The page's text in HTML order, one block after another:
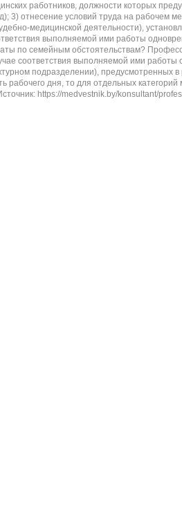
работников, должности которых
3) отнесение условий труда на рабочем
медицинской деятельности),
выполняемой ими работы
по семейным обстоятельствам?
соответствия выполняемой ими
подразделении),
рабочего дня, то для отдельных
https://medvestnik.by/konsultant/